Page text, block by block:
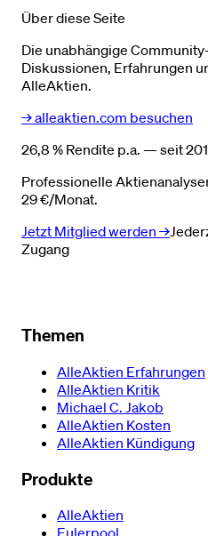
Über diese Seite
Die unabhängige
Diskussionen, Erfahrungen
AlleAktien.
→ alleaktien.com besuchen
26,8 % Rendite p.a. — seit
Professionelle
29 €/Monat.
Jetzt Mitglied werden →
Zugang
Themen
AlleAktien Erfahrungen
AlleAktien Kritik
Michael C. Jakob
AlleAktien Kosten
AlleAktien Kündigung
Produkte
AlleAktien